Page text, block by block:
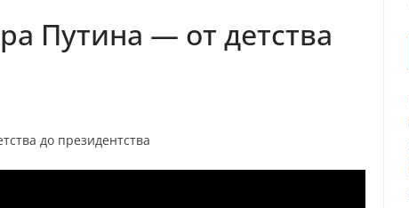
Путина — от детства